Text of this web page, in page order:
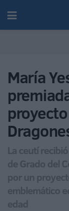
María
La ceutí
de Grado del
por un
emblemático
edad